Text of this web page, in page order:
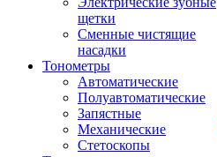
щетки
Сменные чистящие
насадки
Тонометры
Автоматические
Полуавтоматические
Запястные
Механические
Стетоскопы